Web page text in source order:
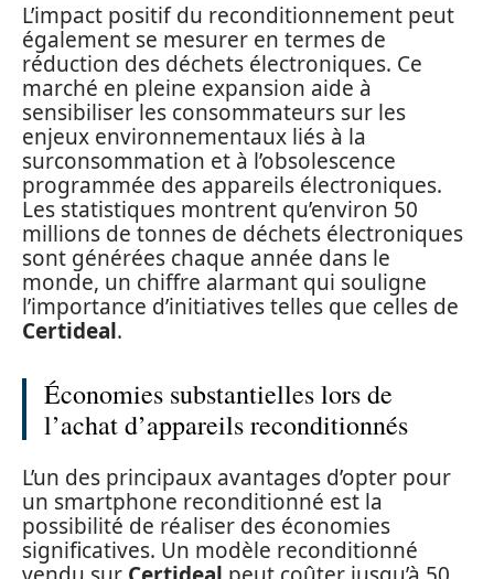
L’impact positif du reconditionnement peut
également se mesurer en termes de
réduction des déchets électroniques. Ce
marché en pleine expansion aide à
sensibiliser les consommateurs sur les
enjeux environnementaux liés à la
surconsommation et à l’obsolescence
programmée des appareils électroniques.
Les statistiques montrent qu’environ 50
millions de tonnes de déchets électroniques
sont générées chaque année dans le
monde, un chiffre alarmant qui souligne
l’importance d’initiatives telles que celles de
Certideal.
Économies substantielles lors de
l’achat d’appareils reconditionnés
L’un des principaux avantages d’opter pour
un smartphone reconditionné est la
possibilité de réaliser des économies
significatives. Un modèle reconditionné